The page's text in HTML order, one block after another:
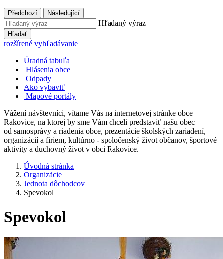
Předchozí Následující
Hľadaný výraz
Hľadať
rozšírené vyhľadávanie
Úradná tabuľa
Hlásenia obce
Odpady
Ako vybaviť
Mapové portály
Vážení návštevníci, vítame Vás na internetovej stránke obce
Rakovice, na ktorej by sme Vám chceli predstaviť našu obec
od samosprávy a riadenia obce, prezentácie školských zariadení,
organizácií a firiem, kultúrno - spoločenský život občanov, športové
aktivity a duchovný život v obci Rakovice.
Úvodná stránka
Organizácie
Jednota dôchodcov
Spevokol
Spevokol